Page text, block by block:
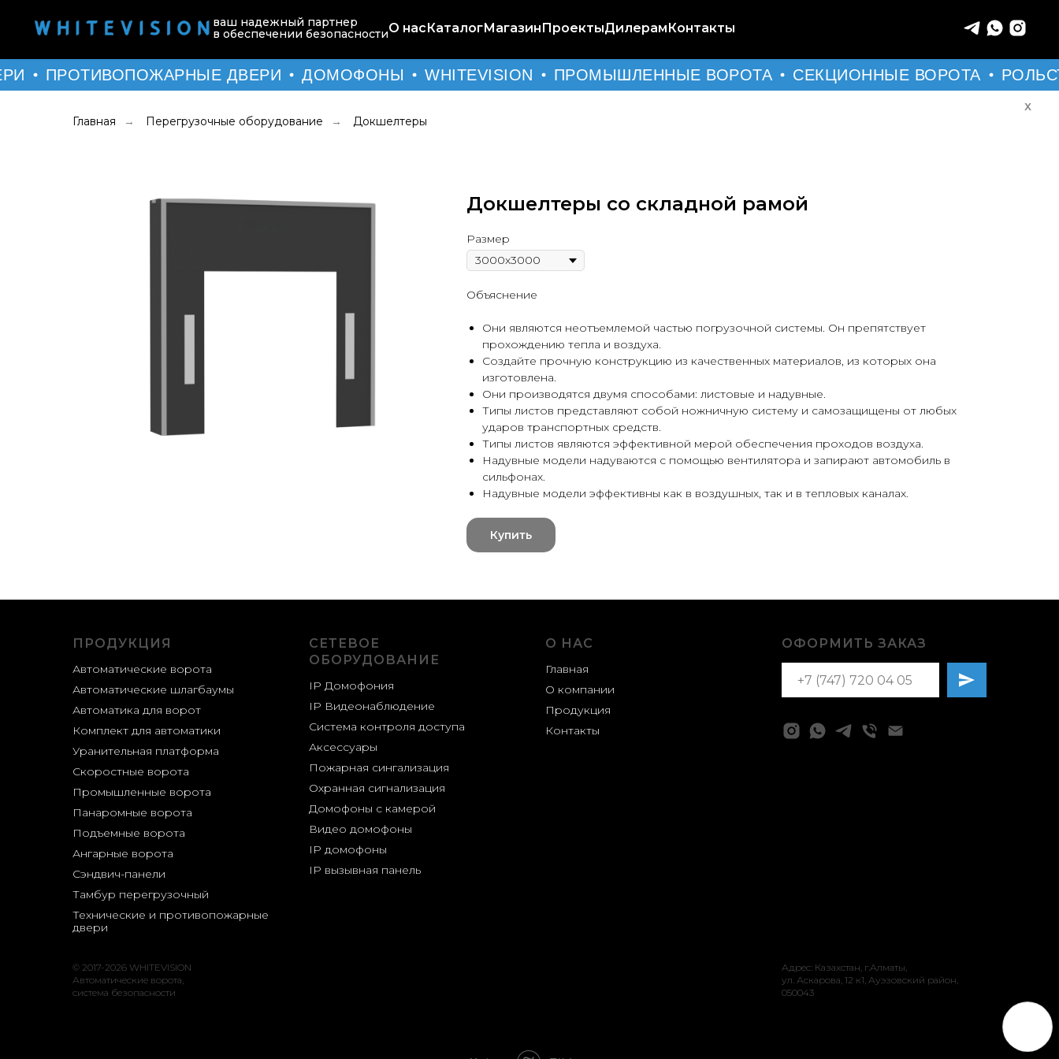
ваш надежный партнер
в обеспечении безопасностиО насКаталогМагазинПроектыДилерамКонтакты
ПРОТИВОПОЖАРНЫЕ ДВЕРИ ДОМОФОНЫ WHITEVISION ПРОМЫШЛЕННЫЕ ВОРОТА СЕКЦИОННЫЕ ВОРОТА
Главная → Перегрузочные оборудование → Докшелтеры
Х
Докшелтеры со складной рамой
Размер
Объяснение
Они являются неотъемлемой частью погрузочной системы. Он препятствует
прохождению тепла и воздуха.
Создайте прочную конструкцию из качественных материалов, из которых она
изготовлена.
Они производятся двумя способами: листовые и надувные.
Типы листов представляют собой ножничную систему и самозащищены от любых
ударов транспортных средств.
Типы листов являются эффективной мерой обеспечения проходов воздуха.
Надувные модели надуваются с помощью вентилятора и запирают автомобиль в
сильфонах.
Надувные модели эффективны как в воздушных, так и в тепловых каналах.
Купить
ПРОДУКЦИЯ
Автоматические ворота
Автоматические шлагбаумы
Автоматика для ворот
Комплект для автоматики
Уранительная платформа
Скоростные ворота
Промышленные ворота
Панаромные ворота
Подъемные ворота
Ангарные ворота
Сэндвич-панели
Тамбур перегрузочный
Технические и противопожарные
двери
СЕТЕВОЕ
ОБОРУДОВАНИЕ
IP Домофония
IP Видеонаблюдение
Система контроля доступа
Аксессуары
Пожарная сингализация
Охранная сигнализация
Домофоны с камерой
Видео домофоны
IP домофоны
IP вызывная панель
О НАС
Главная
О компании
Продукция
Контакты
ОФОРМИТЬ ЗАКАЗ
© 2017-2026 WHITEVISION
Автоматические ворота,
система безопасности
Адрес: Казахстан, г.Алматы,
ул. Аскарова, 12 к1, ​Ауэзовский район, ​
050043